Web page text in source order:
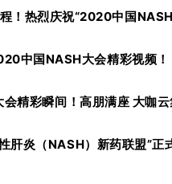
！热烈庆祝“2020中国NASH
中国NASH大会精彩视频！
精彩瞬间！高朋满座 大咖云
肝炎（NASH）新药联盟”正